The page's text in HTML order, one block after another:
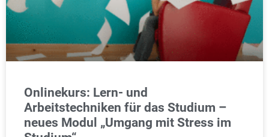
Onlinekurs: Lern- und
Arbeitstechniken für das Studium –
neues Modul „Umgang mit Stress im